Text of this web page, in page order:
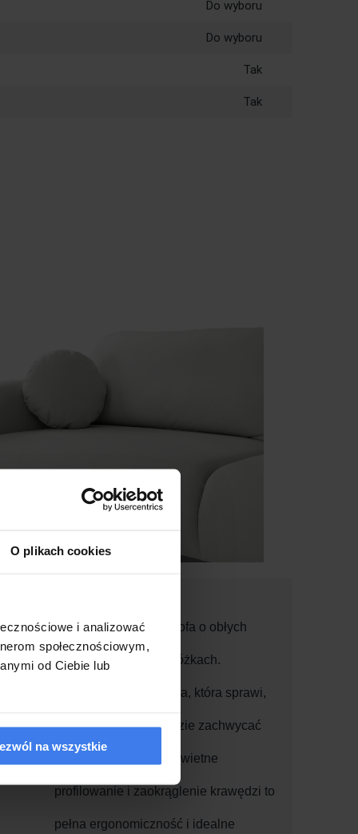
O plikach cookies
i analizować
społecznościowym,
od Ciebie lub
na wszystkie
Do wyboru
Do wyboru
Tak
Tak
Przepiękna, stylowa sofa o obłych
kształtach SOFT na nóżkach.
Niesamowita prezencja, która sprawi,
że Twoje wnętrze będzie zachwycać
estetyką i... wygodą! Świetne
profilowanie i zaokrąglenie krawędzi to
pełna ergonomiczność i idealne